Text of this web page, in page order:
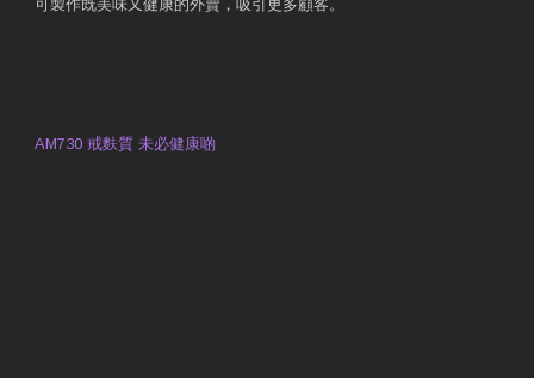
可製作既美味又健康的外賣，吸引更多顧客。
AM730 戒麩質 未必健康啲